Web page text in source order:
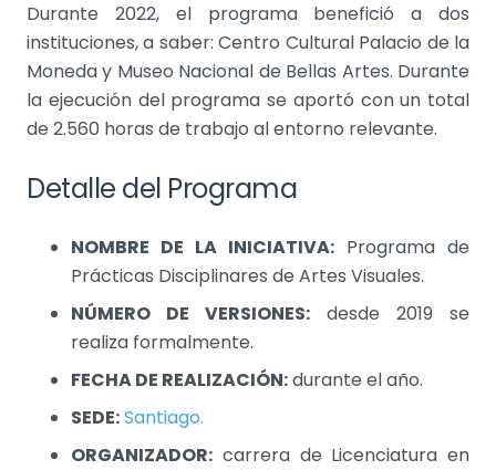
Durante 2022, el programa benefició a dos
instituciones, a saber: Centro Cultural Palacio de la
Moneda y Museo Nacional de Bellas Artes. Durante
la ejecución del programa se aportó con un total
de 2.560 horas de trabajo al entorno relevante.
Detalle del Programa
NOMBRE DE LA INICIATIVA: Programa de
Prácticas Disciplinares de Artes Visuales.
NÚMERO DE VERSIONES: desde 2019 se
realiza formalmente.
FECHA DE REALIZACIÓN:durante el año.
SEDE:Santiago.
ORGANIZADOR: carrera de Licenciatura en